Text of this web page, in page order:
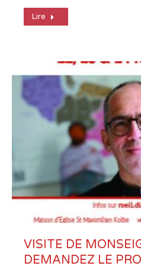
Lire
VISITE DE
DEMANDEZ LE